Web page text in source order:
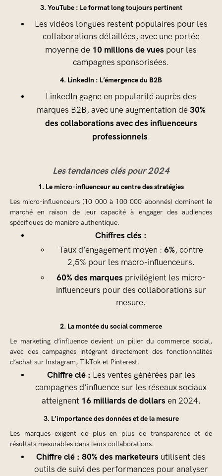
3. YouTube : Le format long toujours pertinent
Les vidéos longues restent populaires pour les
collaborations détaillées, avec une portée
moyenne de 10 millions de vues pour les
campagnes sponsorisées.
4. LinkedIn : L’émergence du B2B
LinkedIn gagne en popularité auprès des
marques B2B, avec une augmentation de 30%
des collaborations avec des influenceurs
professionnels.
Les tendances clés pour 2024
1. Le micro-influenceur au centre des stratégies
Les micro-influenceurs (10 000 à 100 000 abonnés) dominent le
marché en raison de leur capacité à engager des audiences
spécifiques de manière authentique.
Chiffres clés :
Taux d’engagement moyen : 6%, contre
2,5% pour les macro-influenceurs.
60% des marques privilégient les micro-
influenceurs pour des collaborations sur
mesure.
2. La montée du social commerce
Le marketing d’influence devient un pilier du commerce social,
avec des campagnes intégrant directement des fonctionnalités
d’achat sur Instagram, TikTok et Pinterest.
Chiffre clé : Les ventes générées par les
campagnes d’influence sur les réseaux sociaux
atteignent 16 milliards de dollars en 2024.
3. L’importance des données et de la mesure
Les marques exigent de plus en plus de transparence et de
résultats mesurables dans leurs collaborations.
Chiffre clé : 80% des marketeurs utilisent des
outils de suivi des performances pour analyser